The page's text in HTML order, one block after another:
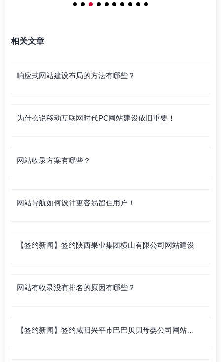
相关文章
响应式网站建设布局的方法有哪些？
为什么说移动互联网时代PC网站建设依旧重要！
网站收录方案有哪些？
网站导航如何设计更容易留住用户！
【签约新闻】签约陕西果业集团横山有限公司网站建设
网站有收录没有排名的原因有哪些？
【签约新闻】签约咸阳兴平市巴巴贝贝母婴公司网站建